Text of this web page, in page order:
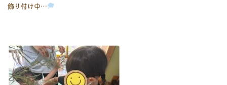
飾り付け中…